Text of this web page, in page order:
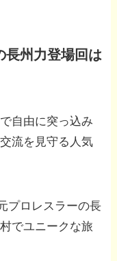
長州力登場回は
自由に突っ込み
流を見守る人気
プロレスラーの長
でユニークな旅